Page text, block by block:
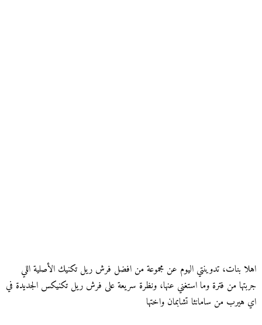
اهلا بنات، تدوينتي اليوم عن مجموعة من افضل فرش ريل تكنيك الأصلية اللي
جربتها من فترة وما استغني عنها، ونظرة سريعة على فرش ريل تكنيكس الجديدة في
اي هيرب من سامانثا تشابمان واختها